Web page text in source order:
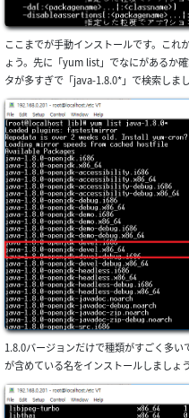
ここまでが手動インストールです。こ
ょう。先に「yum list」でなにがあるか
タが多すぎで「java-1.8.0*」で検索しまし
1.8.0バージョンだけで種類がすごく多い
が含めている名をインストールしましょう